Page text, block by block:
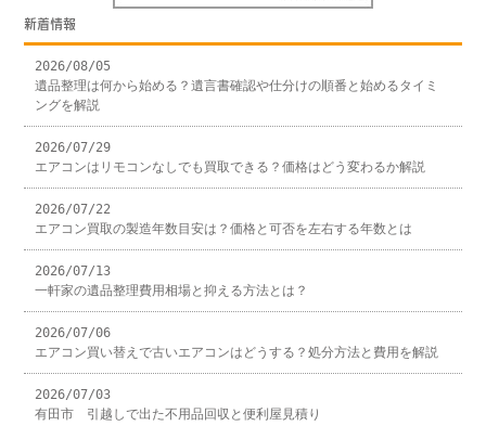
新着情報
2026/08/05
遺品整理は何から始める？遺言書確認や仕分けの順番と始めるタイミ
ングを解説
2026/07/29
エアコンはリモコンなしでも買取できる？価格はどう変わるか解説
2026/07/22
エアコン買取の製造年数目安は？価格と可否を左右する年数とは
2026/07/13
一軒家の遺品整理費用相場と抑える方法とは？
2026/07/06
エアコン買い替えで古いエアコンはどうする？処分方法と費用を解説
2026/07/03
有田市 引越しで出た不用品回収と便利屋見積り